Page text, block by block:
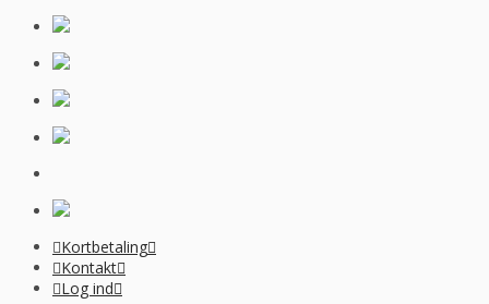
Kortbetaling
Kontakt
Log ind